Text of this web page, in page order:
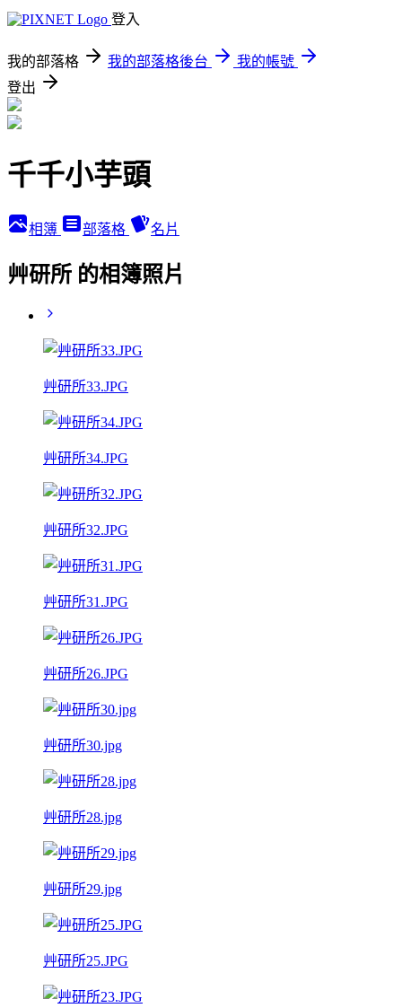
登入
我的部落格 我的部落格後台
我的帳號
登出
千千小芋頭
相簿 部落格 名片
艸研所 的相簿照片
艸研所33.JPG
艸研所34.JPG
艸研所32.JPG
艸研所31.JPG
艸研所26.JPG
艸研所30.jpg
艸研所28.jpg
艸研所29.jpg
艸研所25.JPG